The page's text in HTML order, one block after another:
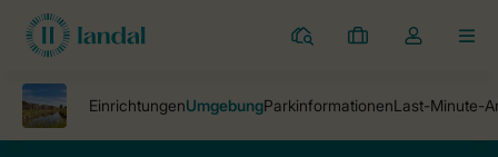
Ferienparks
Meine
Dropdown-
öffnen